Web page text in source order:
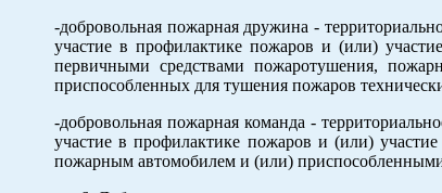
-добровольная пожарная дружина -
участие в профилактике пожаров и (или)
первичными средствами пожаротушения,
приспособленных для тушения пожаров
-добровольная пожарная команда -
участие в профилактике пожаров и (или)
пожарным автомобилем и (или)